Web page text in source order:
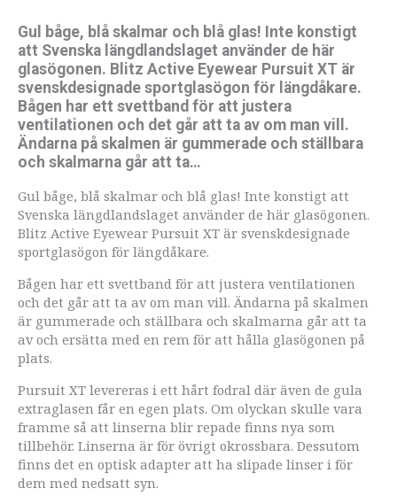
Gul båge, blå skalmar och blå glas! Inte konstigt
att Svenska längdlandslaget använder de här
glasögonen. Blitz Active Eyewear Pursuit XT är
svenskdesignade sportglasögon för längdåkare.
Bågen har ett svettband för att justera
ventilationen och det går att ta av om man vill.
Ändarna på skalmen är gummerade och ställbara
och skalmarna går att ta…
Gul båge, blå skalmar och blå glas! Inte konstigt att
Svenska längdlandslaget använder de här glasögonen.
Blitz Active Eyewear Pursuit XT är svenskdesignade
sportglasögon för längdåkare.
Bågen har ett svettband för att justera ventilationen
och det går att ta av om man vill. Ändarna på skalmen
är gummerade och ställbara och skalmarna går att ta
av och ersätta med en rem för att hålla glasögonen på
plats.
Pursuit XT levereras i ett hårt fodral där även de gula
extraglasen får en egen plats. Om olyckan skulle vara
framme så att linserna blir repade finns nya som
tillbehör. Linserna är för övrigt okrossbara. Dessutom
finns det en optisk adapter att ha slipade linser i för
dem med nedsatt syn.